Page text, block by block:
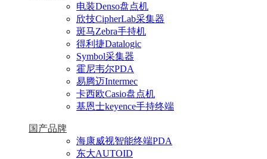
电装Denso盘点机
欣技CipherLab采集器
斑马Zebra手持机
得利捷Datalogic
Symbol采集器
霍尼韦尔PDA
易腾迈Intermec
卡西欧Casio盘点机
基恩士keyence手持终端
国产品牌
海康威视智能终端PDA
东大AUTOID